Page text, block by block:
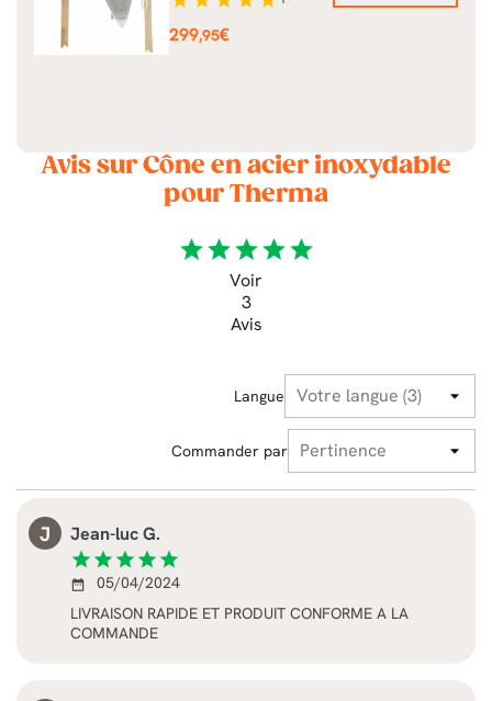
Prix
299,95€
Avis sur Cône en acier inoxydable
pour Therma
starstarstarstarstar
Voir
3
Avis
Langue
Commander par
J Jean-luc G.
star star star star star
date_range
05/04/2024
LIVRAISON RAPIDE ET PRODUIT CONFORME A LA
COMMANDE